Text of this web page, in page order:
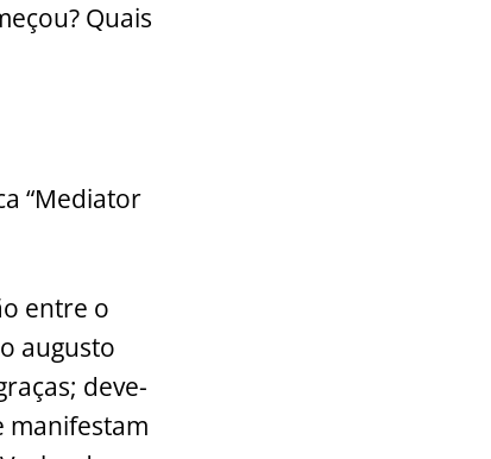
Quais
“Mediator
entre o
augusto
deve-
manifestam